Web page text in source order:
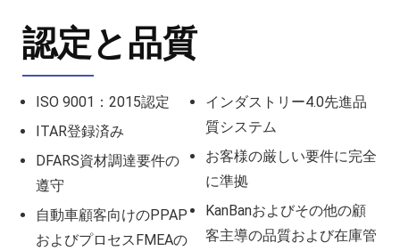
認定と品質
ISO 9001：2015認定
ITAR登録済み
DFARS資材調達要件の
遵守
自動車顧客向けのPPAP
およびプロセスFMEAの
インダストリー4.0先進品
質システム
お客様の厳しい要件に完全
に準拠
KanBanおよびその他の顧
客主導の品質および在庫管